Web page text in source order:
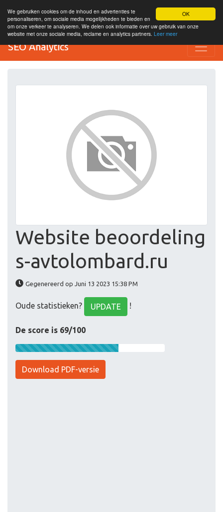
OK
We gebruiken cookies om de inhoud en advertenties te
personaliseren, om sociale media mogelijkheden te bieden en
om onze verkeer te analyseren. We delen ook informatie over uw gebruik van onze
website met onze sociale media, reclame en analytics partners. Leer meer
SEO Analytics
Website beoordeling
s-avtolombard.ru
Gegenereerd op Juni 13 2023 15:38 PM
Oude statistieken? UPDATE !
De score is 69/100
Download PDF-versie